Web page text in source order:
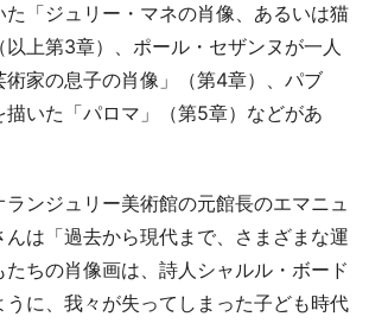
た「ジュリー・マネの肖像、あるいは猫
以上第3章）、ポール・セザンヌが一人
術家の息子の肖像」（第4章）、パブ
描いた「パロマ」（第5章）などがあ
ンジュリー美術館の元館長のエマニュ
んは「過去から現代まで、さまざまな運
ちの肖像画は、詩人シャルル・ボード
うに、我々が失ってしまった子ども時代